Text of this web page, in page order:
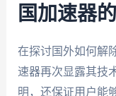
国加速器
在探讨国外如何解
速器再次显露其技
明，还保证用户能